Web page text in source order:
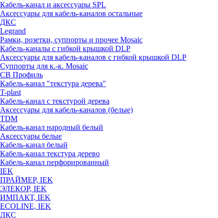
Кабель-канал и аксессуары SPL
Аксессуары для кабель-каналов остальные
ДКС
Legrand
Рамки, розетки, суппорты и прочее Mosaic
Кабель-каналы с гибкой крышкой DLP
Аксессуары для кабель-каналов с гибкой крышкой DLP
Суппорты для к.-к. Mosaic
СВ Профиль
Кабель-канал "текстура дерева"
T-plast
Кабель-канал с текстурой дерева
Аксессуары для кабель-каналов (белые)
TDM
Кабель-канал народный белый
Аксессуары белые
Кабель-канал белый
Кабель-канал текстура дерево
Кабель-канал перфорированный
IEK
ПРАЙМЕР, IEK
ЭЛЕКОР, IEK
ИМПАКТ, IEK
ECOLINE, IEK
ДКС